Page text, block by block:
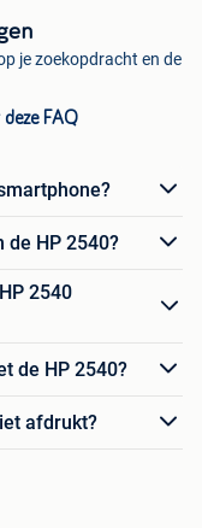
je zoekopdracht en de
FAQ
HP 2540?
2540
de HP 2540?
afdrukt?